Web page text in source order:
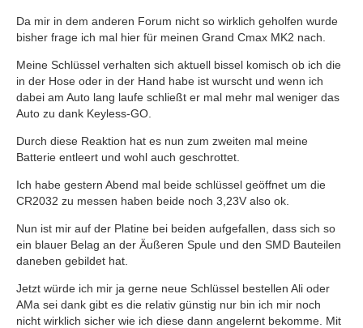
Da mir in dem anderen Forum nicht so wirklich geholfen wurde
bisher frage ich mal hier für meinen Grand Cmax MK2 nach.
Meine Schlüssel verhalten sich aktuell bissel komisch ob ich die
in der Hose oder in der Hand habe ist wurscht und wenn ich
dabei am Auto lang laufe schließt er mal mehr mal weniger das
Auto zu dank Keyless-GO.
Durch diese Reaktion hat es nun zum zweiten mal meine
Batterie entleert und wohl auch geschrottet.
Ich habe gestern Abend mal beide schlüssel geöffnet um die
CR2032 zu messen haben beide noch 3,23V also ok.
Nun ist mir auf der Platine bei beiden aufgefallen, dass sich so
ein blauer Belag an der Äußeren Spule und den SMD Bauteilen
daneben gebildet hat.
Jetzt würde ich mir ja gerne neue Schlüssel bestellen Ali oder
AMa sei dank gibt es die relativ günstig nur bin ich mir noch
nicht wirklich sicher wie ich diese dann angelernt bekomme. Mit